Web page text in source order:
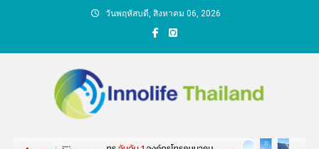
วันพฤหัสบดี, สิงหาคม 06, 2026
คนกับความคิด ชีวิตกับ